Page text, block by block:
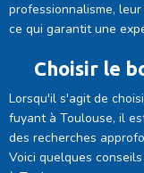
professionnalisme,
ce qui garantit une
Choisir le
Lorsqu'il s'agit de
fuyant à Toulouse, il
des recherches
Voici quelques